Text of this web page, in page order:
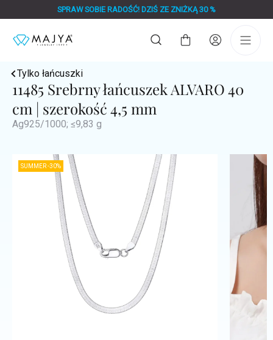
do
SPRAW SOBIE RADOŚĆ! DZIŚ ZE ZNIŻKĄ 30 %
Koszyk
Tylko łańcuszki
11485 Srebrny łańcuszek ALVARO 40
cm | szerokość 4,5 mm
Ag925/1000; ≤9,83 g
SUMMER -30%